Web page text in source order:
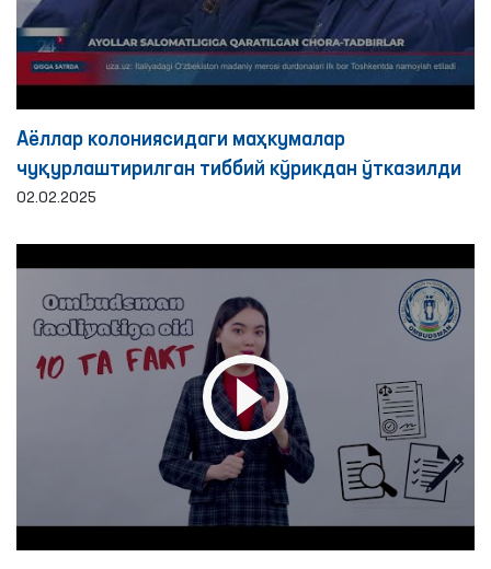
Аёллар колониясидаги маҳкумалар
чуқурлаштирилган тиббий кўрикдан ўтказилди
02.02.2025